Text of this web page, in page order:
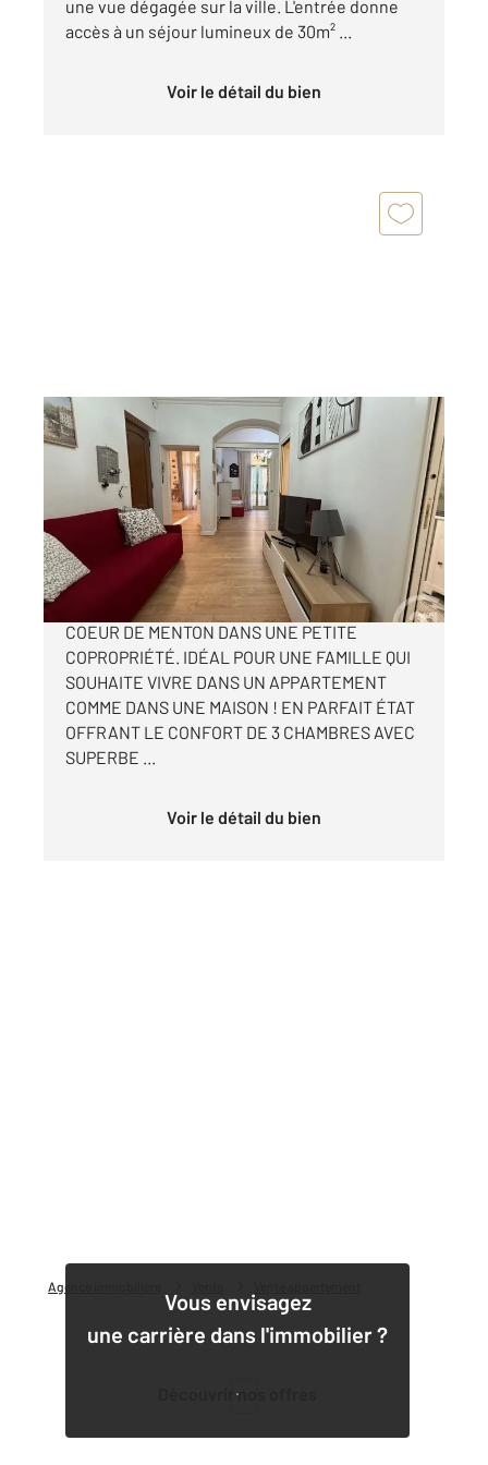
Agence immobilière
une vue dégagée sur la ville. L'entrée donne
accès à un séjour lumineux de 30m² ...
Voir le détail du bien
MENTON 06
70,50 m
2
, 4 pièces
Ref : 434
Appartement T4 à vendre
420 000 €
D'UNE SUPERFICIE HABITABLE DE 122,65m² AU
COEUR DE MENTON DANS UNE PETITE
COPROPRIÉTÉ. IDÉAL POUR UNE FAMILLE QUI
SOUHAITE VIVRE DANS UN APPARTEMENT
COMME DANS UNE MAISON ! EN PARFAIT ÉTAT
OFFRANT LE CONFORT DE 3 CHAMBRES AVEC
SUPERBE ...
Voir le détail du bien
Vous envisagez
une carrière dans l'immobilier ?
Découvrir nos offres